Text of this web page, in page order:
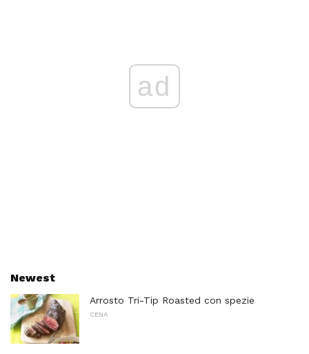
ad
Newest
Arrosto Tri-Tip Roasted con spezie
CENA